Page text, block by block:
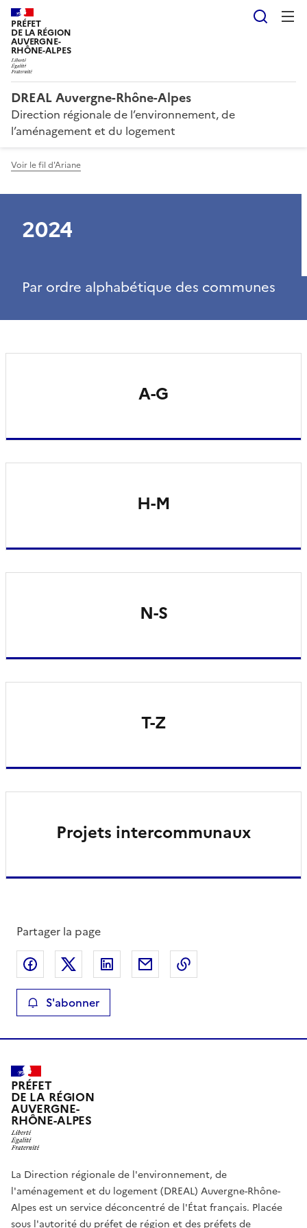
PRÉFET
DE LA RÉGION
AUVERGNE-
RHÔNE-ALPES
DREAL Auvergne-Rhône-Alpes
Direction régionale de l’environnement, de
l’aménagement et du logement
Voir le fil d'Ariane
2024
Par ordre alphabétique des communes
A-G
H-M
N-S
T-Z
Projets intercommunaux
Partager la page
Partager sur Facebook
Partager sur XPartager sur LinkedIn
Partager par email
S'abonner
PRÉFET
DE LA RÉGION
AUVERGNE-
RHÔNE-ALPES
La Direction régionale de l'environnement, de
l'aménagement et du logement (DREAL) Auvergne-Rhône-
Alpes est un service déconcentré de l'État français. Placée
sous l'autorité du préfet de région et des préfets de